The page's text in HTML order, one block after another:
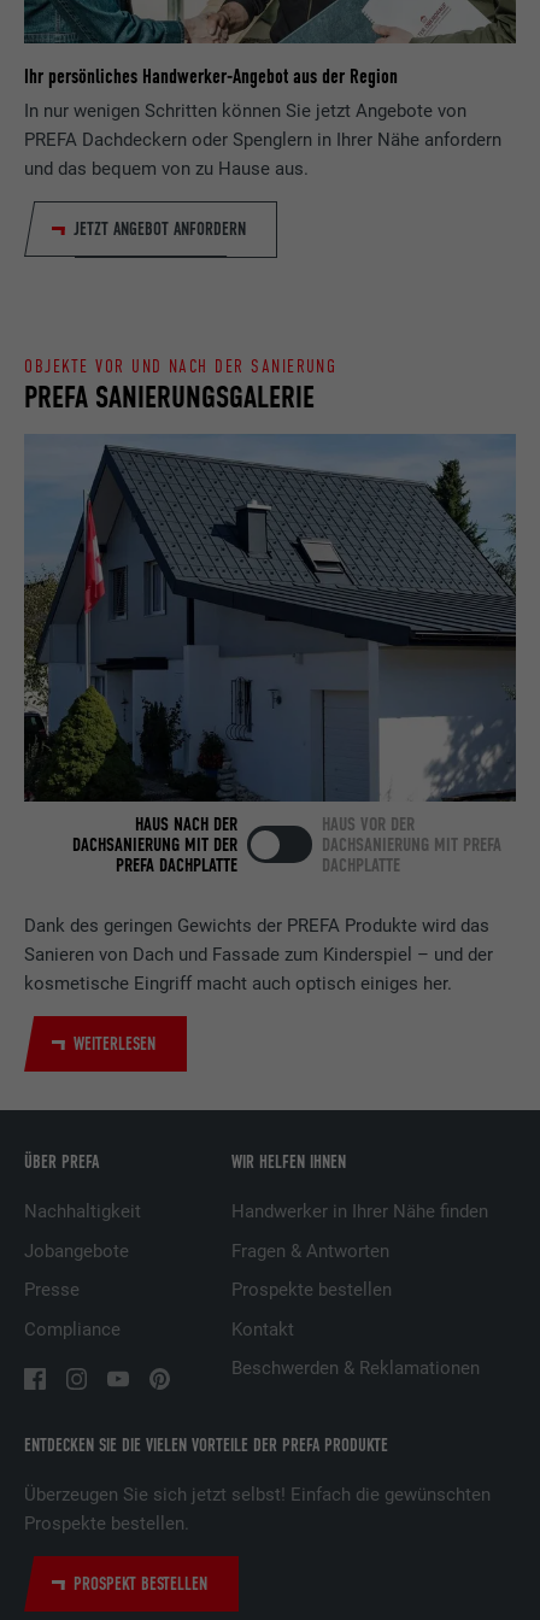
Ihr persönliches Handwerker-Angebot aus der Region
In nur wenigen Schritten können Sie jetzt Angebote von
PREFA Dachdeckern oder Spenglern in Ihrer Nähe anfordern
und das bequem von zu Hause aus.
JETZT ANGEBOT ANFORDERN
Dank des geringen Gewichts der PREFA Produkte wird das
Sanieren von Dach und Fassade zum Kinderspiel – und der
kosmetische Eingriff macht auch optisch einiges her.
WEITERLESEN
PREFA SANIERUNGSGALERIE
OBJEKTE VOR UND NACH DER SANIERUNG
HAUS NACH DER
DACHSANIERUNG MIT DER
PREFA DACHPLATTE
HAUS VOR DER
DACHSANIERUNG MIT PREFA
DACHPLATTE
ENTDECKEN SIE DIE VIELEN VORTEILE DER PREFA PRODUKTE
Überzeugen Sie sich jetzt selbst! Einfach die gewünschten
Prospekte bestellen.
PROSPEKT BESTELLEN
ÜBER PREFA
Nachhaltigkeit
Jobangebote
Presse
Compliance
WIR HELFEN IHNEN
Handwerker in Ihrer Nähe finden
Fragen & Antworten
Prospekte bestellen
Kontakt
Beschwerden & Reklamationen
Besucher die Website nutzt, zu generieren.
Name _gaexp
Anbieter Google Optimize
Laufzeit Sitzung
Zweck
Speichert die vom Benutzer ausgewählte
Sprach version einer Webseite.
Anbieter LinkedIn
Zweck
Eingestellt von LinkedIn, wenn eine
Webseite ein eingebettetes "Folgen Sie
Name bcookie
Anbieter LinkedIn
Laufzeit
Zweck
Verwendet vom Social-Networking-Dienst
LinkedIn für die Verfolgung der
Verwendung von eingebetteten
Dienstleistungen.
bscookie
Laufzeit
Zweck
Verwendet vom Social-Networking-Dienst
LinkedIn für die Verfolgung der
Dienstleistungen.
Name UserMatchHistory
Anbieter
Laufzeit
Zweck
Wird verwendet, um Besucher auf
relevante Werbung basierend auf den
Name lidc
Anbieter LinkedIn
Laufzeit 1 Tag